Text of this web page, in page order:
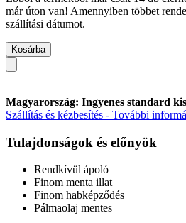
már úton van! Amennyiben többet
szállítási dátumot.
Kosárba
Magyarország: Ingyenes standard
Szállítás és kézbesítés - További
Tulajdonságok és előnyök
Rendkívül ápoló
Finom menta illat
Finom habképződés
Pálmaolaj mentes